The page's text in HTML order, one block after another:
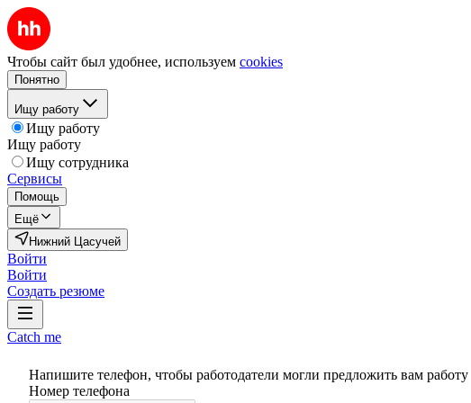
Чтобы сайт был удобнее, используем cookies
Понятно
Ищу работу
Ищу работу
Ищу работу
Ищу сотрудника
Сервисы
Помощь
Ещё
Нижний Цасучей
Войти
Войти
Создать резюме
Catch me
Напишите телефон, чтобы работодатели могли предложить вам работу
Номер телефона